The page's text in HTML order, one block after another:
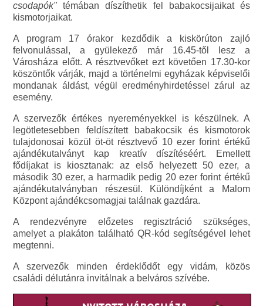
csodapók"témában díszíthetik fel babakocsijaikat és
kismotorjaikat.
A program 17 órakor kezdődik a kiskörúton zajló
felvonulással, a gyülekező már 16.45-től lesz a
Városháza előtt. A résztvevőket ezt követően 17.30-kor
köszöntők várják, majd a történelmi egyházak képviselői
mondanak áldást, végül eredményhirdetéssel zárul az
esemény.
A szervezők értékes nyereményekkel is készülnek. A
legötletesebben feldíszített babakocsik és kismotorok
tulajdonosai közül öt-öt résztvevő 10 ezer forint értékű
ajándékutalványt kap kreatív díszítéséért. Emellett
fődíjakat is kiosztanak: az első helyezett 50 ezer, a
második 30 ezer, a harmadik pedig 20 ezer forint értékű
ajándékutalványban részesül. Különdíjként a Malom
Központ ajándékcsomagjai találnak gazdára.
A rendezvényre előzetes regisztráció szükséges,
amelyet a plakáton található QR-kód segítségével lehet
megtenni.
A szervezők minden érdeklődőt egy vidám, közös
családi délutánra invitálnak a belváros szívébe.